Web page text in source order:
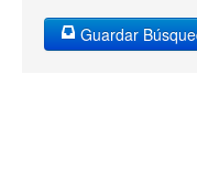
Guardar